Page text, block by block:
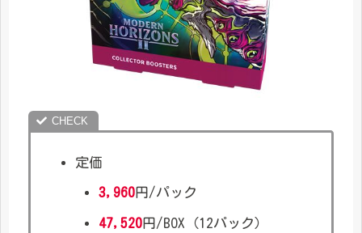
定価
3,960円/パック
47,520円/BOX（12パック）